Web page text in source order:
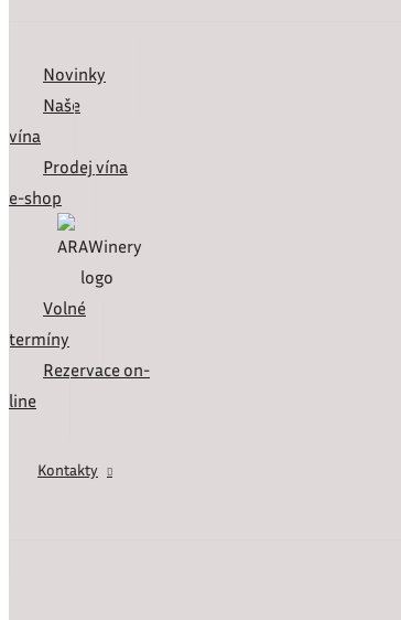
Novinky
Naše
vína
Prodej vína
e-shop
Volné
termíny
Rezervace on-
line
Kontakty